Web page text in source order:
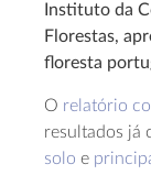
Instituto da
Florestas,
floresta
O relatório
resultados já
solo e